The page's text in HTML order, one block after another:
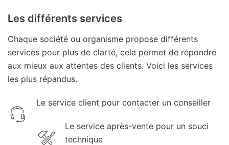
Les différents services
Chaque société ou organisme propose différents
services pour plus de clarté, cela permet de répondre
aux mieux aux attentes des clients. Voici les services
les plus répandus.
Le service client pour contacter un conseiller
Le service après-vente pour un souci
technique